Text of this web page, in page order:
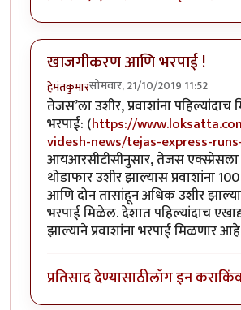
खाजगीकरण आणि भरपाई !
हेमंतकुमारसोमवार, 21/10/2019 11:52
तेजस’ला उशीर, प्रवाशांना पहिल्यांदाच
भरपाई: (https://
videsh-news/tejas-express-
आयआरसीटीसीनुसार, तेजस
थोडाफार उशीर झाल्यास प्रवाशांना
आणि दोन तासांहून अधिक उशीर
भरपाई मिळेल. देशात पहिल्यांदाच
झाल्याने प्रवाशांना भरपाई मिळणार
प्रतिसाद देण्यासाठीलॉग इन करा